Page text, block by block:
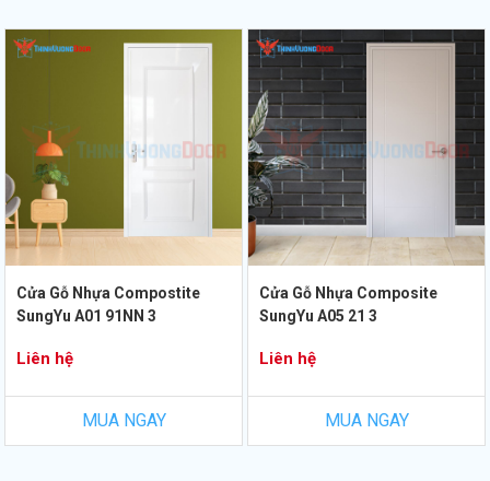
Cửa Gỗ Nhựa Compostite
SungYu A01 91NN 3
Liên hệ
MUA NGAY
Cửa Gỗ Nhựa Composite
SungYu A05 21 3
Liên hệ
MUA NGAY